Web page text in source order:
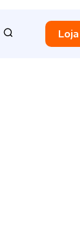
Loja